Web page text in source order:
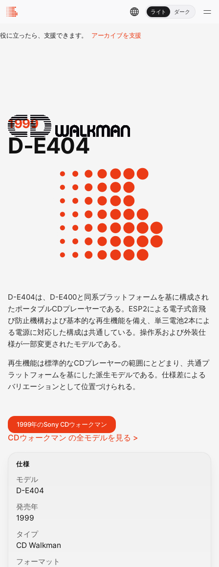
ライト ダーク
役に立ったら、支援できます。 アーカイブを支援
1999
D-E404
D-E404は、D-E400と同系プラットフォームを基に構成され
たポータブルCDプレーヤーである。ESP2による電子式音飛
び防止機構および基本的な再生機能を備え、単三電池2本によ
る電源に対応した構成は共通している。操作系および外装仕
様が一部変更されたモデルである。
再生機能は標準的なCDプレーヤーの範囲にとどまり、共通プ
ラットフォームを基にした派生モデルである。仕様差による
バリエーションとして位置づけられる。
1999年のSony CDウォークマン
CDウォークマン の全モデルを見る >
仕様
モデル
D-E404
発売年
1999
タイプ
CD Walkman
フォーマット